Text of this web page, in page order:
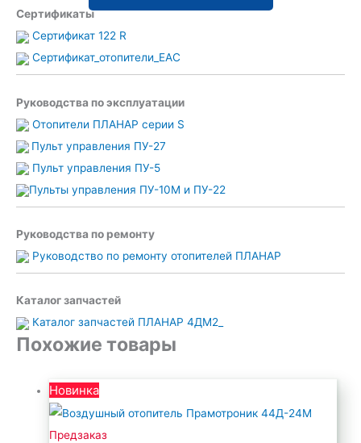
Сертификаты
Сертификат 122 R
Сертификат_отопители_ЕАС
Руководства по эксплуатации
Отопители ПЛАНАР серии S
Пульт управления ПУ-27
Пульт управления ПУ-5
Пульты управления ПУ-10М и ПУ-22
Руководства по ремонту
Руководство по ремонту отопителей ПЛАНАР
Каталог запчастей
Каталог запчастей ПЛАНАР 4ДМ2_
Похожие товары
Новинка
Предзаказ